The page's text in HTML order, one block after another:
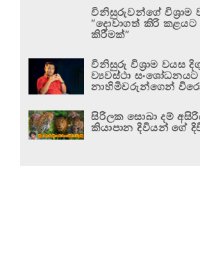
විනිසුරුවන්ගේ විශ්‍රාම
“දොවාගත් කිරි
කිරීමක්”
විනිසුරු විශ්‍රාම වයස
ව්‍යවස්ථා සංශෝධනයට
නාහිමිවරුන්ගෙන්
සිරිලක සොබා දම්
කියාපාන දිවියන් ගේ